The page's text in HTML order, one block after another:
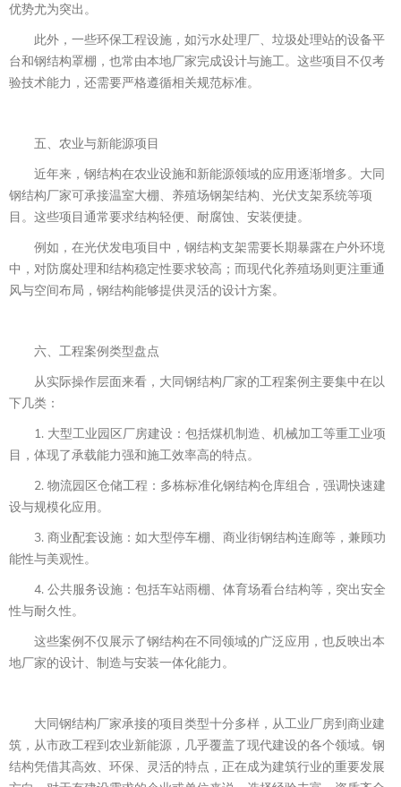
优势尤为突出。
此外，一些环保工程设施，如污水处理厂、垃圾处理站的设备平
台和钢结构罩棚，也常由本地厂家完成设计与施工。这些项目不仅考
验技术能力，还需要严格遵循相关规范标准。
五、农业与新能源项目
近年来，钢结构在农业设施和新能源领域的应用逐渐增多。大同
钢结构厂家可承接温室大棚、养殖场钢架结构、光伏支架系统等项
目。这些项目通常要求结构轻便、耐腐蚀、安装便捷。
例如，在光伏发电项目中，钢结构支架需要长期暴露在户外环境
中，对防腐处理和结构稳定性要求较高；而现代化养殖场则更注重通
风与空间布局，钢结构能够提供灵活的设计方案。
六、工程案例类型盘点
从实际操作层面来看，大同钢结构厂家的工程案例主要集中在以
下几类：
1. 大型工业园区厂房建设：包括煤机制造、机械加工等重工业项
目，体现了承载能力强和施工效率高的特点。
2. 物流园区仓储工程：多栋标准化钢结构仓库组合，强调快速建
设与规模化应用。
3. 商业配套设施：如大型停车棚、商业街钢结构连廊等，兼顾功
能性与美观性。
4. 公共服务设施：包括车站雨棚、体育场看台结构等，突出安全
性与耐久性。
这些案例不仅展示了钢结构在不同领域的广泛应用，也反映出本
地厂家的设计、制造与安装一体化能力。
大同钢结构厂家承接的项目类型十分多样，从工业厂房到商业建
筑，从市政工程到农业新能源，几乎覆盖了现代建设的各个领域。钢
结构凭借其高效、环保、灵活的特点，正在成为建筑行业的重要发展